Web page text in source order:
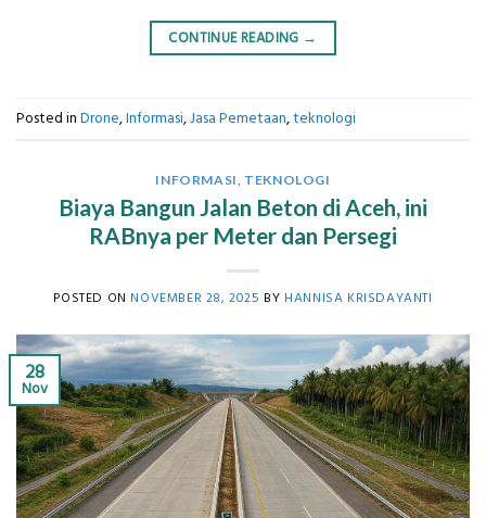
CONTINUE READING →
Posted in Drone,Informasi,Jasa Pemetaan,teknologi
INFORMASI, TEKNOLOGI
Biaya Bangun Jalan Beton di Aceh, ini
RABnya per Meter dan Persegi
POSTED ON NOVEMBER 28, 2025 BY HANNISA KRISDAYANTI
28
Nov